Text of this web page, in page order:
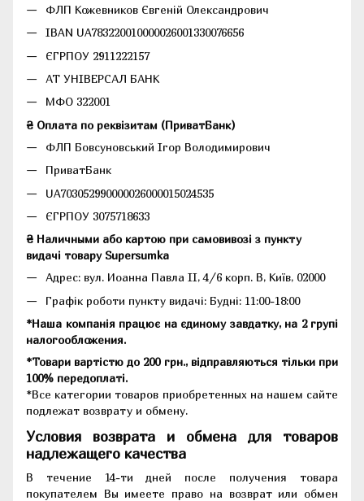
ФЛП Кожевников Євгеній Олександрович
IBAN UA783220010000026001330076656
ЄГРПОУ 2911222157
АТ УНІВЕРСАЛ БАНК
МФО 322001
₴ Оплата по реквізитам (ПриватБанк)
ФЛП Бовсуновський Ігор Володимирович
ПриватБанк
UA703052990000026000015024535
ЄГРПОУ 3075718633
₴ Наличными або картою при самовивозі з пункту
видачі товару Supersumka
Адрес: вул. Иоанна Павла II, 4/6 корп. В, Київ, 02000
Графік роботи пункту видачі: Будні: 11:00-18:00
*Наша компанія працює на єдиному завдатку, на 2 групі
налогообложения.
*Товари вартістю до 200 грн., відправляються тільки при
100% передоплаті.
*Все категории товаров приобретенных на нашем сайте
подлежат возврату и обмену.
Условия возврата и обмена для товаров
надлежащего качества
В течение 14-ти дней после получения товара
покупателем Вы имеете право на возврат или обмен